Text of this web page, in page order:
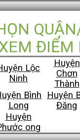
ĐIỂM
Lộc
Ninh
Huyện
Chơn
Thành
Bình
Long
Huyện
Đăng
Huyện
ong